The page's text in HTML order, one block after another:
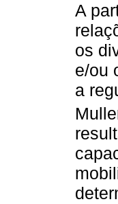
A
os
e/ou
a